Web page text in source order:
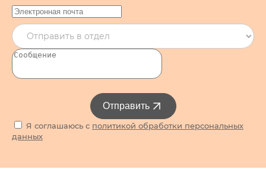
Я соглашаюсь с политикой обработки персональных
данных
Отправить